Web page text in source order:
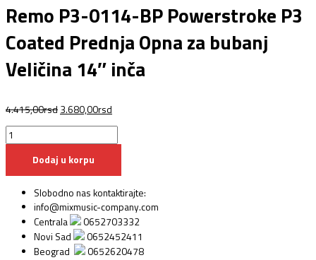
Remo P3-0114-BP Powerstroke P3
Coated Prednja Opna za bubanj
Veličina 14″ inča
4.415,00rsd 3.680,00rsd
Dodaj u korpu
Slobodno nas kontaktirajte:
info@mixmusic-company.com
Centrala
0652703332
Novi Sad
0652452411
Beograd
0652620478